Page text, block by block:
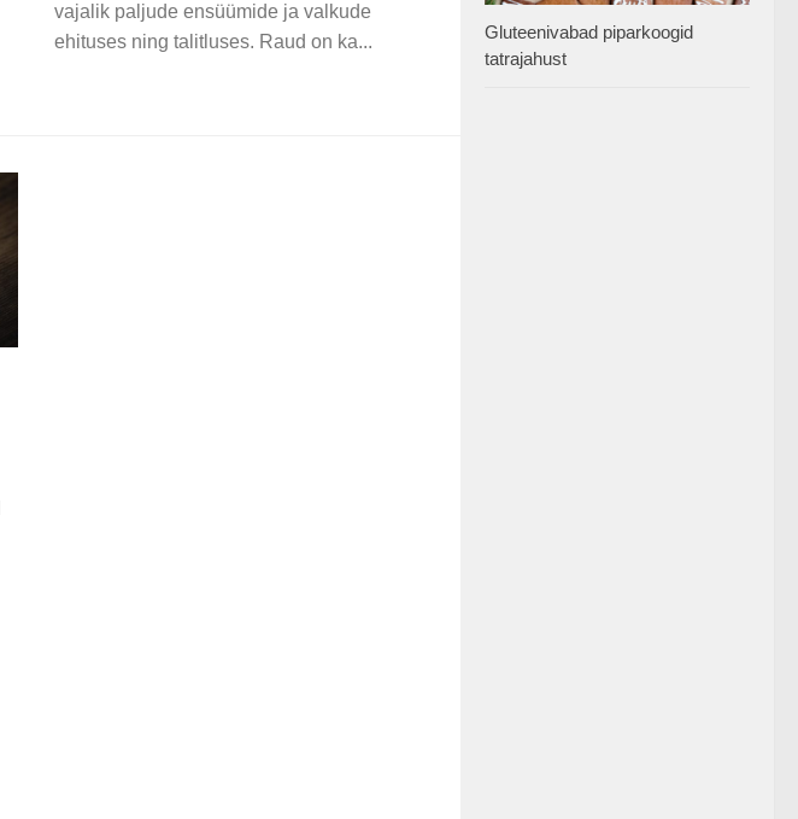
vajalik paljude ensüümide ja valkude
ehituses ning talitluses. Raud on ka...
Gluteenivabad piparkoogid
tatrajahust